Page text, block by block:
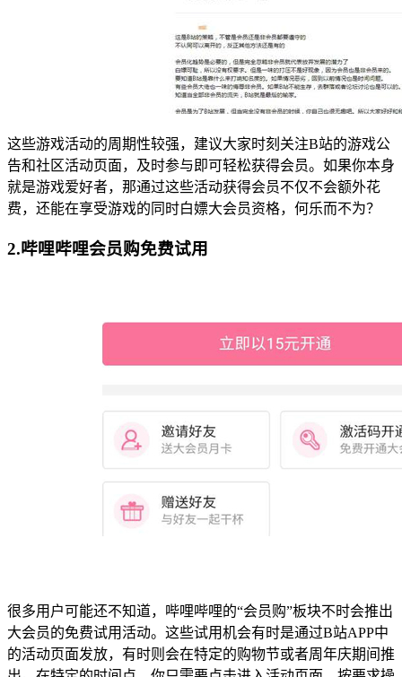
这些游戏活动的周期性较强，建议大家时刻关注B站的游戏公
告和社区活动页面，及时参与即可轻松获得会员。如果你本身
就是游戏爱好者，那通过这些活动获得会员不仅不会额外花
费，还能在享受游戏的同时白嫖大会员资格，何乐而不为？
2.哔哩哔哩会员购免费试用
很多用户可能还不知道，哔哩哔哩的“会员购”板块不时会推出
大会员的免费试用活动。这些试用机会有时是通过B站APP中
的活动页面发放，有时则会在特定的购物节或者周年庆期间推